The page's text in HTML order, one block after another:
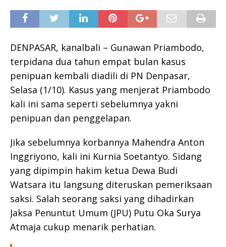
DENPASAR, kanalbali – Gunawan Priambodo,
terpidana dua tahun empat bulan kasus
penipuan kembali diadili di PN Denpasar,
Selasa (1/10). Kasus yang menjerat Priambodo
kali ini sama seperti sebelumnya yakni
penipuan dan penggelapan.
Jika sebelumnya korbannya Mahendra Anton
Inggriyono, kali ini Kurnia Soetantyo. Sidang
yang dipimpin hakim ketua Dewa Budi
Watsara itu langsung diteruskan pemeriksaan
saksi. Salah seorang saksi yang dihadirkan
Jaksa Penuntut Umum (JPU) Putu Oka Surya
Atmaja cukup menarik perhatian.